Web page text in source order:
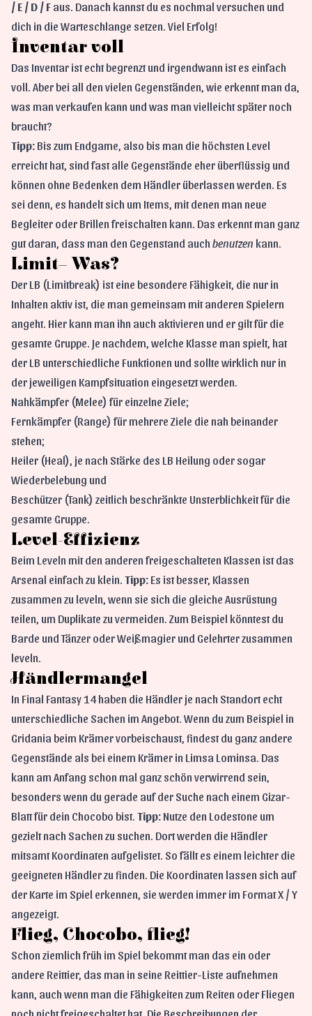
/ E / D / F aus. Danach kannst du es nochmal versuchen und
dich in die Warteschlange setzen. Viel Erfolg!
Inventar voll
Das Inventar ist echt begrenzt und irgendwann ist es einfach
voll. Aber bei all den vielen Gegenständen, wie erkennt man da,
was man verkaufen kann und was man vielleicht später noch
braucht?
Tipp: Bis zum Endgame, also bis man die höchsten Level
erreicht hat, sind fast alle Gegenstände eher überflüssig und
können ohne Bedenken dem Händler überlassen werden. Es
sei denn, es handelt sich um Items, mit denen man neue
Begleiter oder Brillen freischalten kann. Das erkennt man ganz
gut daran, dass man den Gegenstand auch benutzen kann.
Limit– Was?
Der LB (Limitbreak) ist eine besondere Fähigkeit, die nur in
Inhalten aktiv ist, die man gemeinsam mit anderen Spielern
angeht. Hier kann man ihn auch aktivieren und er gilt für die
gesamte Gruppe. Je nachdem, welche Klasse man spielt, hat
der LB unterschiedliche Funktionen und sollte wirklich nur in
der jeweiligen Kampfsituation eingesetzt werden.
Nahkämpfer (Melee) für einzelne Ziele;
Fernkämpfer (Range) für mehrere Ziele die nah beinander
stehen;
Heiler (Heal), je nach Stärke des LB Heilung oder sogar
Wiederbelebung und
Beschützer (Tank) zeitlich beschränkte Unsterblichkeit für die
gesamte Gruppe.
Level-Effizienz
Beim Leveln mit den anderen freigeschalteten Klassen ist das
Arsenal einfach zu klein. Tipp: Es ist besser, Klassen
zusammen zu leveln, wenn sie sich die gleiche Ausrüstung
teilen, um Duplikate zu vermeiden. Zum Beispiel könntest du
Barde und Tänzer oder Weißmagier und Gelehrter zusammen
leveln.
Händlermangel
In Final Fantasy 14 haben die Händler je nach Standort echt
unterschiedliche Sachen im Angebot. Wenn du zum Beispiel in
Gridania beim Krämer vorbeischaust, findest du ganz andere
Gegenstände als bei einem Krämer in Limsa Lominsa. Das
kann am Anfang schon mal ganz schön verwirrend sein,
besonders wenn du gerade auf der Suche nach einem Gizar-
Blatt für dein Chocobo bist. Tipp: Nutze den Lodestone um
gezielt nach Sachen zu suchen. Dort werden die Händler
mitsamt Koordinaten aufgelistet. So fällt es einem leichter die
geeigneten Händler zu finden. Die Koordinaten lassen sich auf
der Karte im Spiel erkennen, sie werden immer im Format X / Y
angezeigt.
Flieg, Chocobo, flieg!
Schon ziemlich früh im Spiel bekommt man das ein oder
andere Reittier, das man in seine Reittier-Liste aufnehmen
kann, auch wenn man die Fähigkeiten zum Reiten oder Fliegen